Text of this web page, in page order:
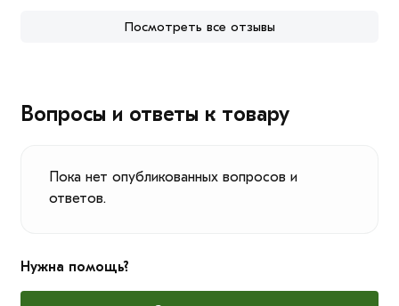
Посмотреть все отзывы
Вопросы и ответы к товару
Пока нет опубликованных вопросов и
ответов.
Нужна помощь?